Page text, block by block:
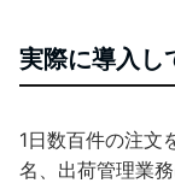
実際に導入し
1日数百件の注文
名、出荷管理業